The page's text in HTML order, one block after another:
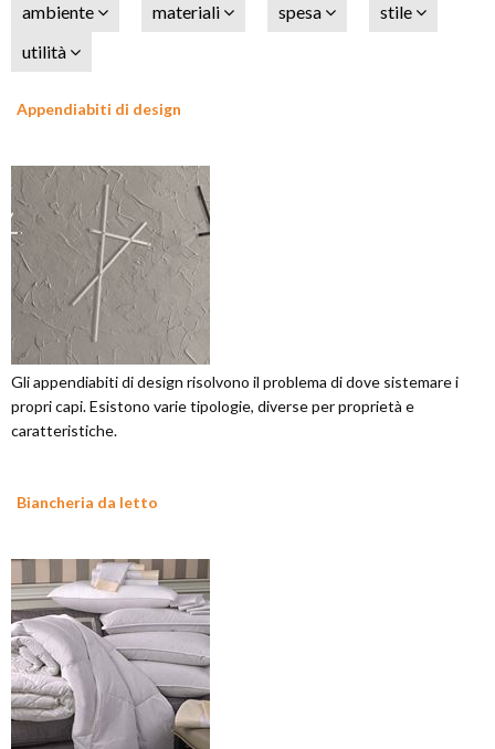
ambiente materiali spesa
stile
utilità
Appendiabiti di design
Gli appendiabiti di design risolvono il problema di dove sistemare i
propri capi. Esistono varie tipologie, diverse per proprietà e
caratteristiche.
Biancheria da letto